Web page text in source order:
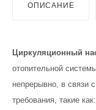
ОПИСАНИЕ
Циркуляционный
отопительной
непрерывно, в связи
требования, такие